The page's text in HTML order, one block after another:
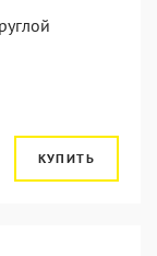
КУПИТЬ